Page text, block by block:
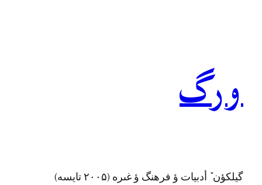
ورگ
گيلکؤن ٚ أدبیات ؤ فرهنگ ؤ غىره (۲۰۰۵ تايسه)